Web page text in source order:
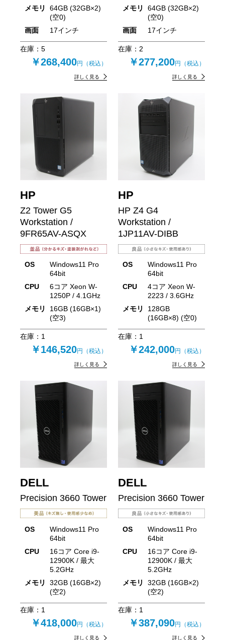
メモリ
64GB (32GB×2)
(空0)
画面
17インチ
在庫： 5
￥268,400円（税込）
詳しく見る
メモリ
64GB (32GB×2)
(空0)
画面
17インチ
在庫： 2
￥277,200円（税込）
詳しく見る
HP
Z2 Tower G5
Workstation /
9FR65AV-ASQX
OS
Windows11 Pro
64bit
CPU
6コア Xeon W-
1250P / 4.1GHz
メモリ
16GB (16GB×1)
(空3)
在庫： 1
￥146,520円（税込）
詳しく見る
HP
HP Z4 G4
Workstation /
1JP11AV-DIBB
OS
Windows11 Pro
64bit
CPU
4コア Xeon W-
2223 / 3.6GHz
メモリ
128GB
(16GB×8) (空0)
在庫： 1
￥242,000円（税込）
詳しく見る
DELL
Precision 3660 Tower
OS
Windows11 Pro
64bit
CPU
16コア Core i9-
12900K / 最大
5.2GHz
メモリ
32GB (16GB×2)
(空2)
在庫： 1
￥418,000円（税込）
詳しく見る
DELL
Precision 3660 Tower
OS
Windows11 Pro
64bit
CPU
16コア Core i9-
12900K / 最大
5.2GHz
メモリ
32GB (16GB×2)
(空2)
在庫： 1
￥387,090円（税込）
詳しく見る